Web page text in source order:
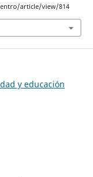
article/view/814
y educación